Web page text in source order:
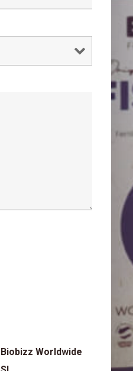
Biobizz Worldwide